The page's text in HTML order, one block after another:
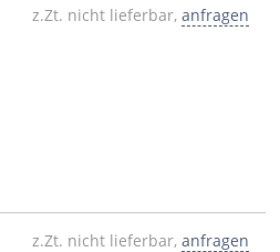
z.Zt. nicht lieferbar, anfragen
z.Zt. nicht lieferbar, anfragen